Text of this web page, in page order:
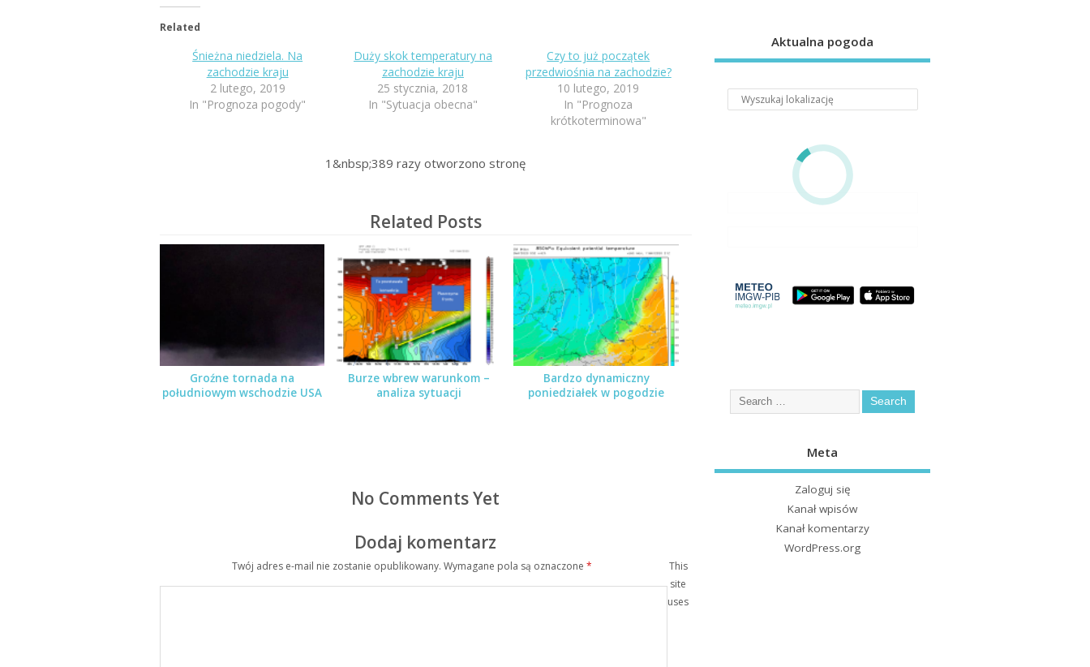
Related
Śnieżna niedziela. Na
zachodzie kraju
2 lutego, 2019
In "Prognoza pogody"
Duży skok temperatury na
zachodzie kraju
25 stycznia, 2018
In "Sytuacja obecna"
Czy to już początek
przedwiośnia na zachodzie?
10 lutego, 2019
In "Prognoza
krótkoterminowa"
1&nbsp;389 razy otworzono stronę
Related Posts
Groźne tornada na
południowym wschodzie USA
Burze wbrew warunkom –
analiza sytuacji
Bardzo dynamiczny
poniedziałek w pogodzie
No Comments Yet
Dodaj komentarz
Twój adres e-mail nie zostanie opublikowany. Wymagane pola są oznaczone*
This
site
uses
Aktualna pogoda
Meta
Zaloguj się
Kanał wpisów
Kanał komentarzy
WordPress.org